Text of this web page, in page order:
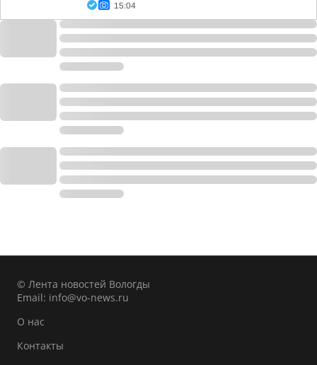
15:04
© Лента новостей Вологды
Email: info@vo-news.ru
О нас
Контакты